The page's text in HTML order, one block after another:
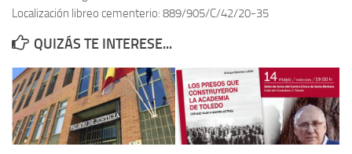
Memoria Histórica
Investigación previa de la represión en Talavera de la Reina (1937-
1947).
Informe Represión en Toledo 1936-1947 | Buscador
Informe de la fosa de abril de 1939 de Tembleque
Localización libreo cementerio: 889/905/C/42/20-35
QUIZÁS TE INTERESE...